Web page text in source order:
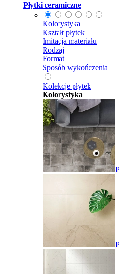
Płytki ceramiczne
Kolorystyka
Kształt płytek
Imitacja materiału
Rodzaj
Format
Sposób wykończenia
Kolekcje płytek
Kolorystyka